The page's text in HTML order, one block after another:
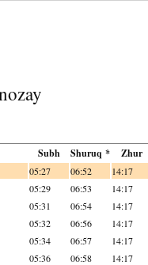
Subh Shuruq * Zhur
05:27 06:52 14:17
05:29 06:53 14:17
05:31 06:54 14:17
05:32 06:56 14:17
05:34 06:57 14:17
05:36 06:58 14:17